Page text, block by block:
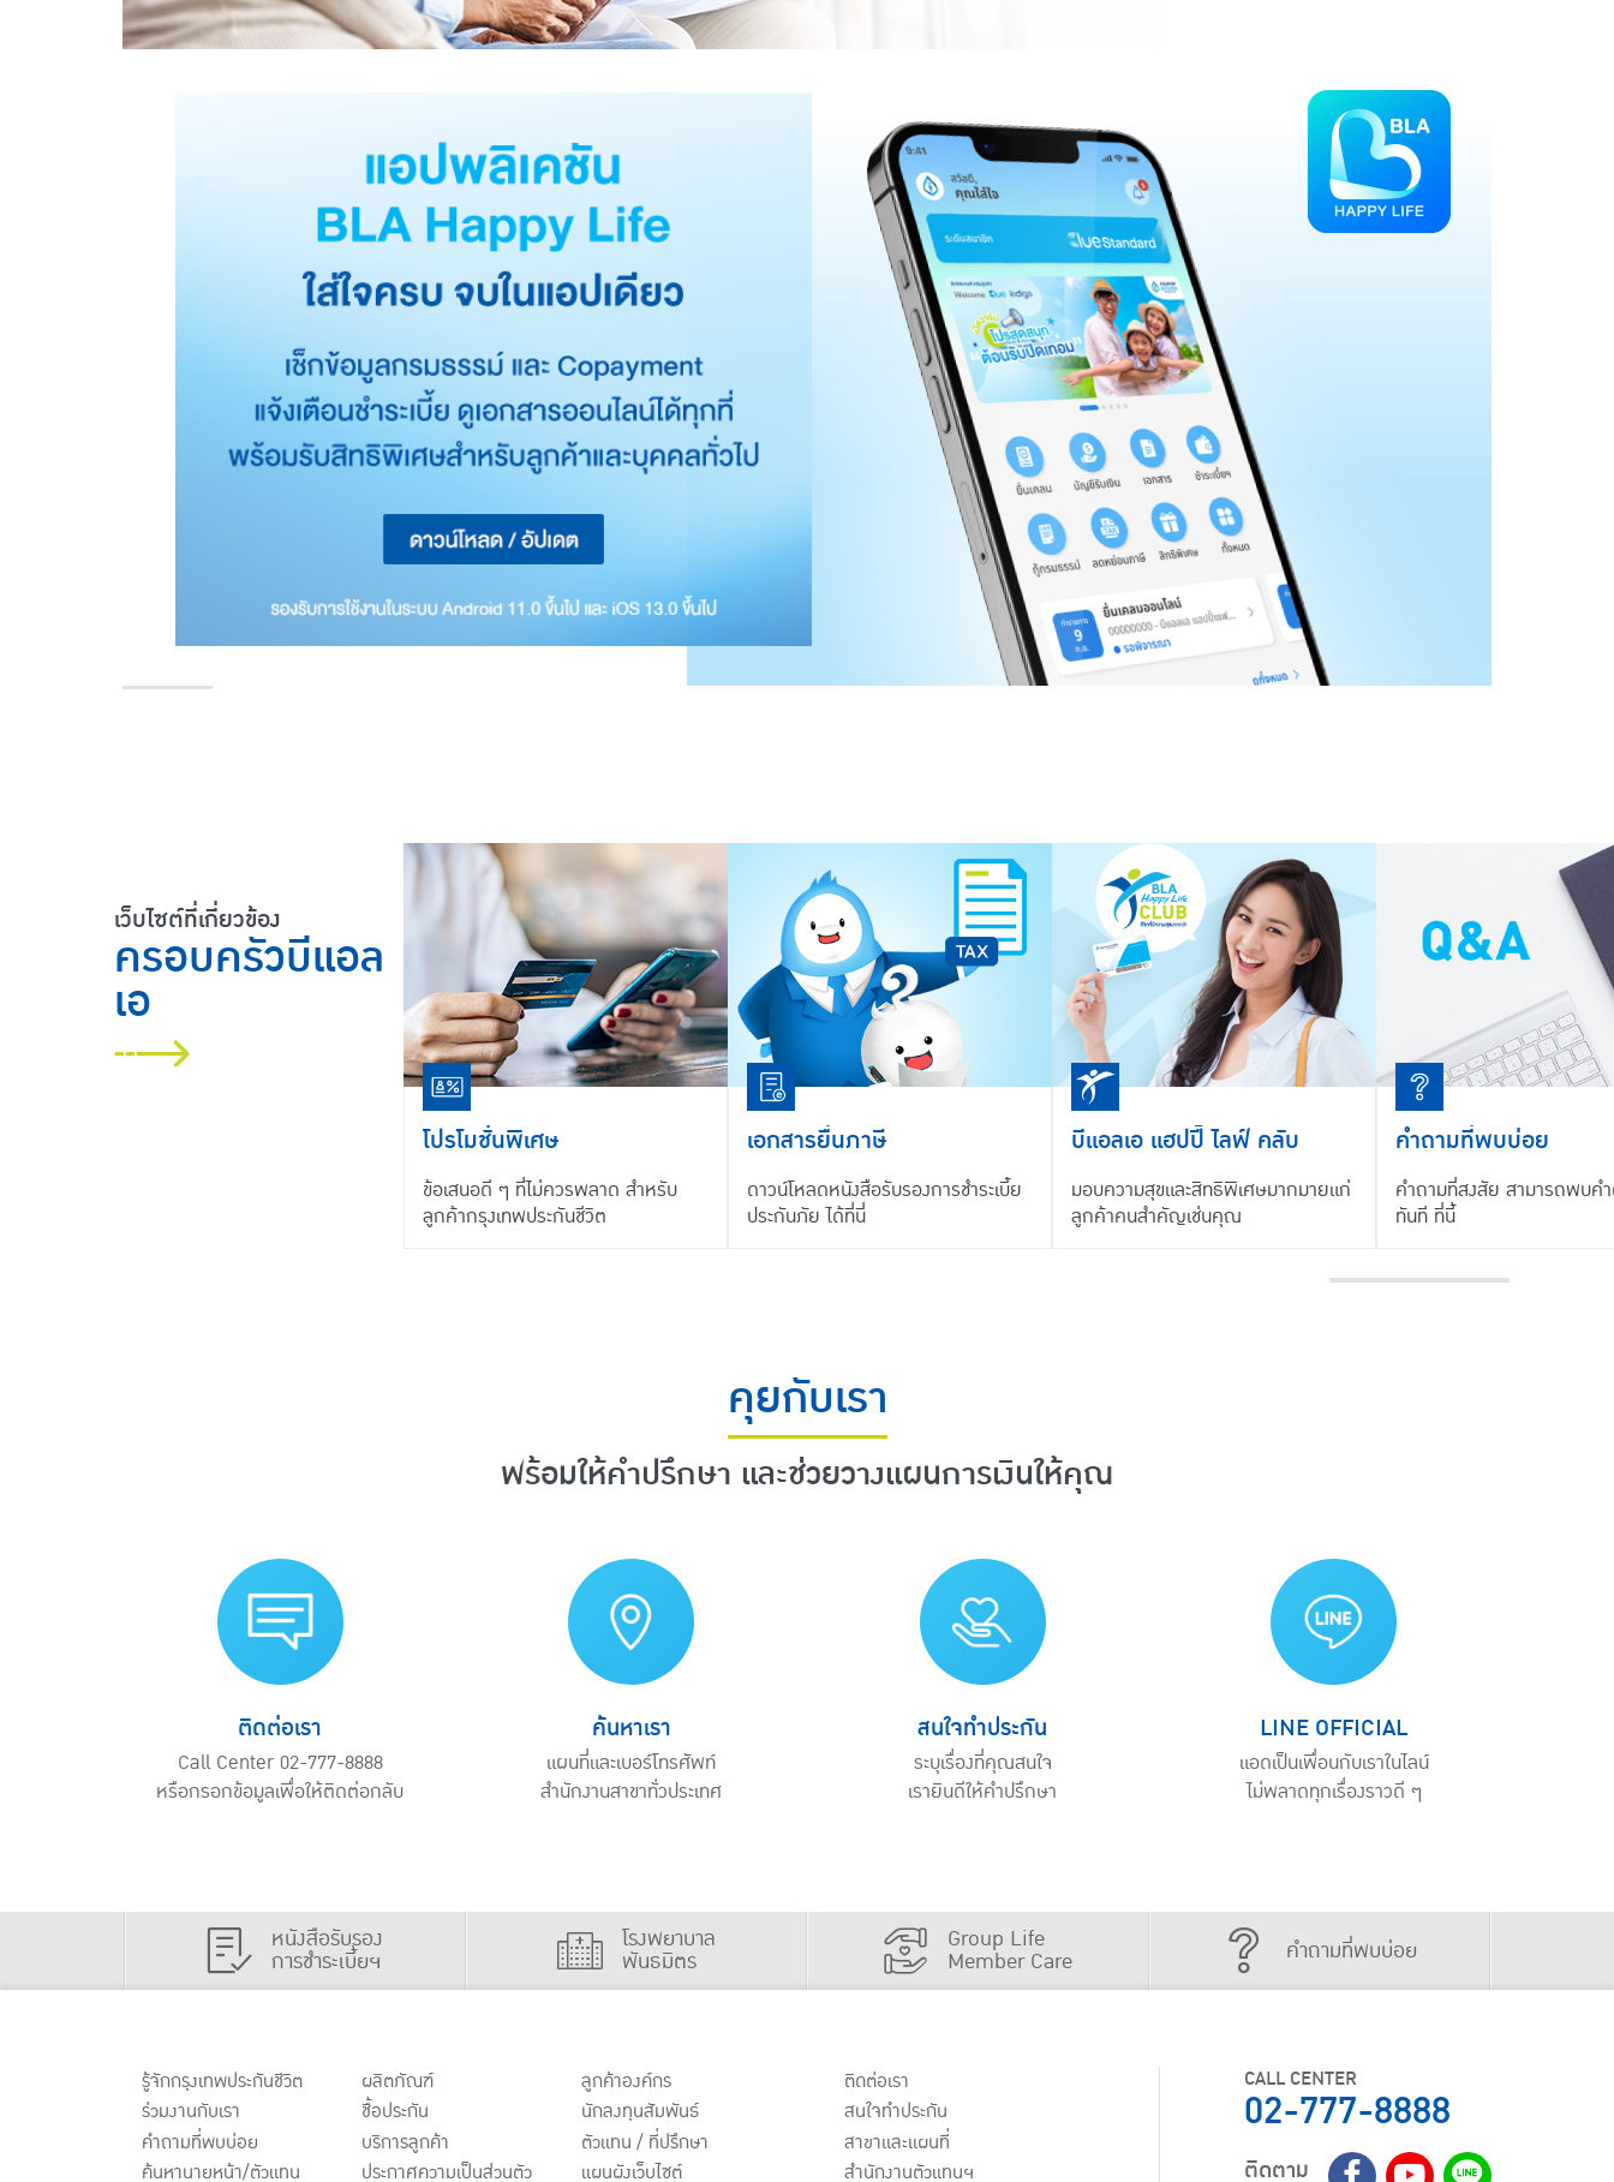
เว็บไซต์ที่เกี่ยวข้อง
ครอบครัวบีแอล
เอ
โปรโมชั่นพิเศษ
ข้อเสนอดี ๆ ที่ไม่ควรพลาด สำหรับ
ลูกค้ากรุงเทพประกันชีวิต
เอกสารยื่นภาษี
ดาวน์โหลดหนังสือรับรองการชำระเบี้ย
ประกันภัย ได้ที่นี่
บีแอลเอ แฮปปี้ ไลฟ์ คลับ
มอบความสุขและสิทธิพิเศษมากมายแก่
ลูกค้าคนสำคัญเช่นคุณ
คำถามที่พบบ่อย
คำถามที่สงสัย สามารถพบค
ทันที ที่นี้
คุยกับเรา
พร้อมให้คำปรึกษา และช่วยวางแผนการเงินให้คุณ
ติดต่อเรา
Call Center 02-777-8888
หรือกรอกข้อมูลเพื่อให้ติดต่อกลับ
ค้นหาเรา
แผนที่และเบอร์โทรศัพท์
สำนักงานสาขาทั่วประเทศ
สนใจทำประกัน
ระบุเรื่องที่คุณสนใจ
เรายินดีให้คำปรึกษา
LINE OFFICIAL
แอดเป็นเพื่อนกับเราในไลน์
ไม่พลาดทุกเรื่องราวดี ๆ
หนังสือรับรอง
การชำระเบี้ยฯ
โรงพยาบาล
พันธมิตร
Group Life
Member Care คำถามที่พบบ่อย
รู้จักกรุงเทพประกันชีวิต
ร่วมงานกับเรา
คำถามที่พบบ่อย
ค้นหานายหน้า/ตัวแทน
ผลิตภัณฑ์
ชื้อประกัน
บริการลูกค้า
ประกาศความเป็นส่วนตัว
ลูกค้าองค์กร
นักลงทุนสัมพันธ์
ตัวแทน / ที่ปรึกษา
แผนผังเว็บไซต์
ติดต่อเรา
สนใจทำประกัน
สาขาและแผนที่
สำนักงานตัวแทนฯ
CALL CENTER
02-777-8888
ติดตาม